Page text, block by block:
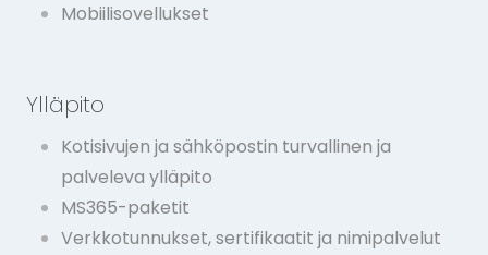
Mobiilisovellukset
Ylläpito
Kotisivujen ja sähköpostin turvallinen ja
palveleva ylläpito
MS365-paketit
Verkkotunnukset, sertifikaatit ja nimipalvelut